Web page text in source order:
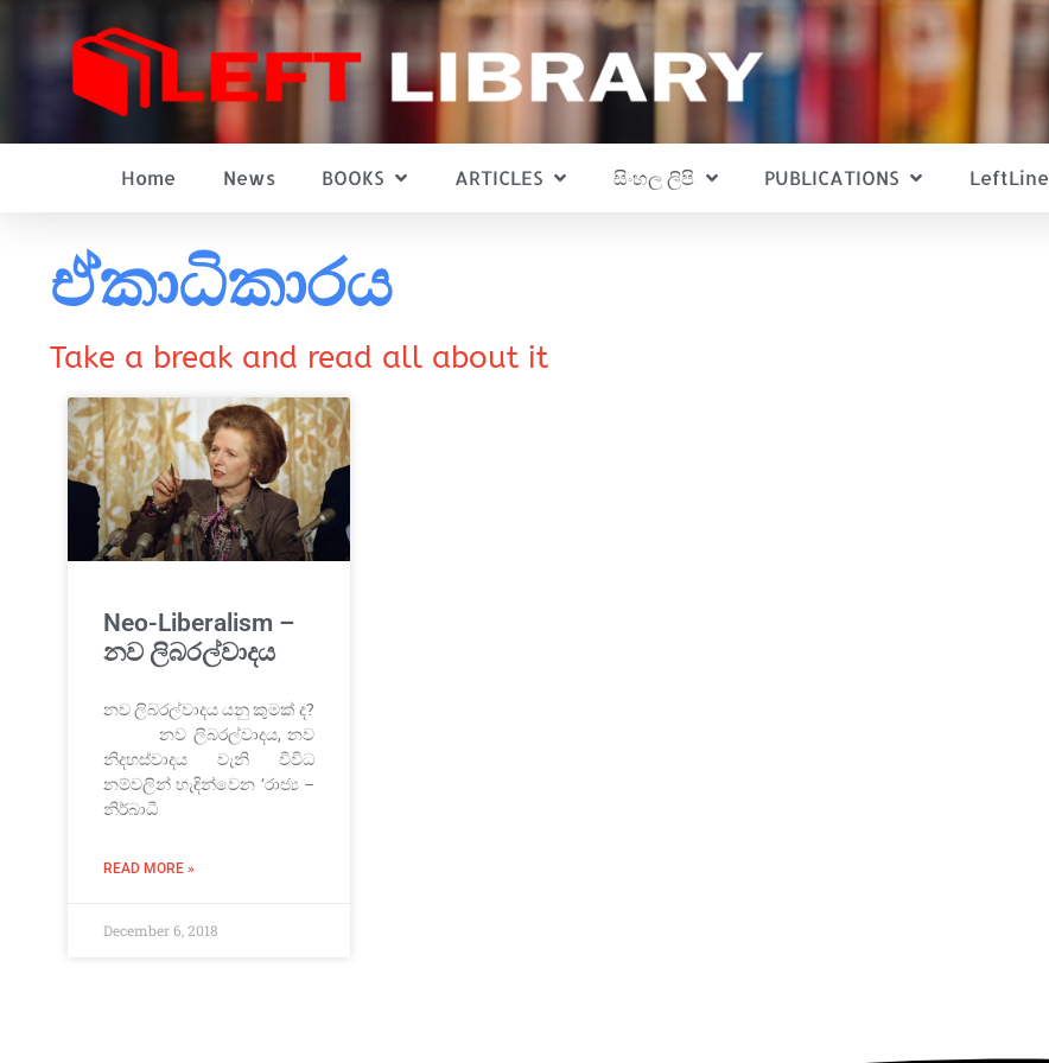
Home News BOOKS ARTICLES සිංහල ලිපි PUBLICATIONS LeftLine
ඒකාධිකාරය
Take a break and read all about it
Neo-Liberalism –
නව ලිබරල්වාදය
නව ලිබරල්වාදය යනු කුමක් ද?
නව ලිබරල්වාදය, නව
නිදහස්වාදය වැනි විවිධ
නම්වලින් හැඳින්වෙන ‘රාජ්‍ය –
නිර්බාධී
READ MORE »
December 6, 2018